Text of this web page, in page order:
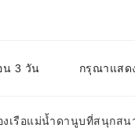
น 3 วัน กรุณาแสด
เรือแม่น้ำดานูบที่สนุกส